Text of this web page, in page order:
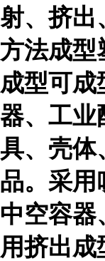
射、挤出
方法成型
成型可成
器、工业
具、壳体
品。采用
中空容器
用挤出成